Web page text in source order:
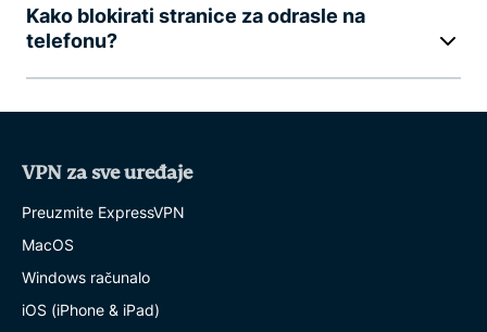
Kako blokirati stranice za odrasle na
telefonu?
VPN za sve uređaje
Preuzmite ExpressVPN
MacOS
Windows računalo
iOS (iPhone & iPad)